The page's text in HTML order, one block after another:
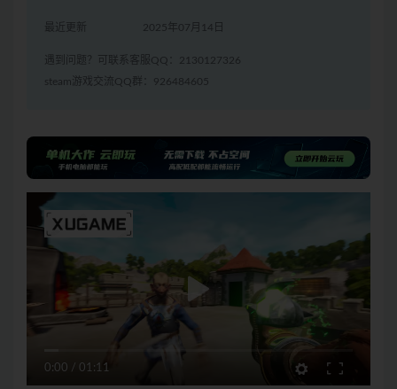
最近更新 2025年07月14日
遇到问题？可联系客服QQ：2130127326
steam游戏交流QQ群：926484605
0:00 / 01:11